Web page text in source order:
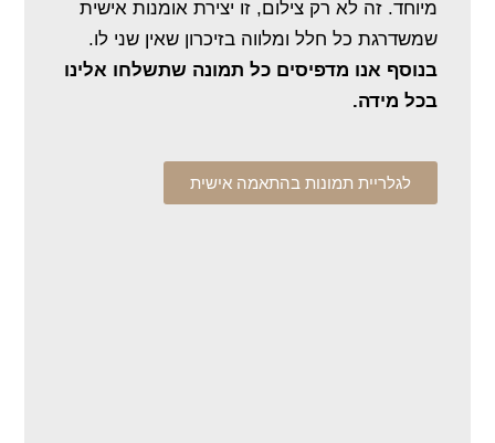
מיוחד. זה לא רק צילום, זו יצירת אומנות אישית
שמשדרגת כל חלל ומלווה בזיכרון שאין שני לו.
בנוסף אנו מדפיסים כל תמונה שתשלחו אלינו
בכל מידה.
לגלריית תמונות בהתאמה אישית